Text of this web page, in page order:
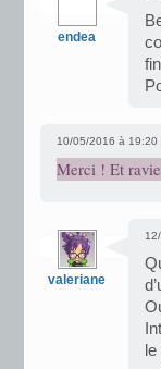
endea
10/05/2016 à 19:20
Merci ! Et
valeriane